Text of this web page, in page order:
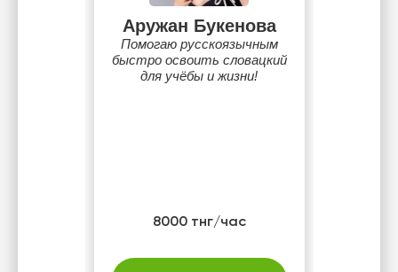
Аружан Букенова
Помогаю русскоязычным
быстро освоить словацкий
для учёбы и жизни!
8000 тнг/час